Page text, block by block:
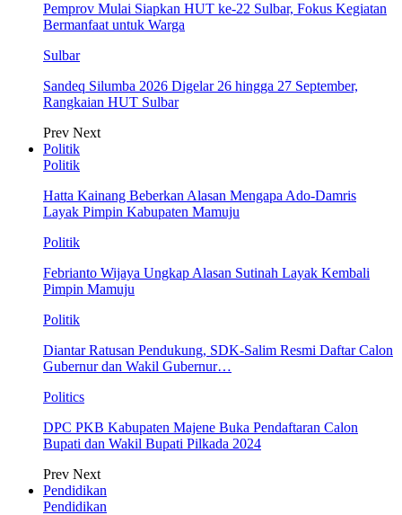
Pemprov Mulai Siapkan HUT ke-22 Sulbar, Fokus Kegiatan
Bermanfaat untuk Warga
Sulbar
Sandeq Silumba 2026 Digelar 26 hingga 27 September,
Rangkaian HUT Sulbar
Prev Next
Politik
Politik
Hatta Kainang Beberkan Alasan Mengapa Ado-Damris
Layak Pimpin Kabupaten Mamuju
Politik
Febrianto Wijaya Ungkap Alasan Sutinah Layak Kembali
Pimpin Mamuju
Politik
Diantar Ratusan Pendukung, SDK-Salim Resmi Daftar Calon
Gubernur dan Wakil Gubernur…
Politics
DPC PKB Kabupaten Majene Buka Pendaftaran Calon
Bupati dan Wakil Bupati Pilkada 2024
Prev Next
Pendidikan
Pendidikan